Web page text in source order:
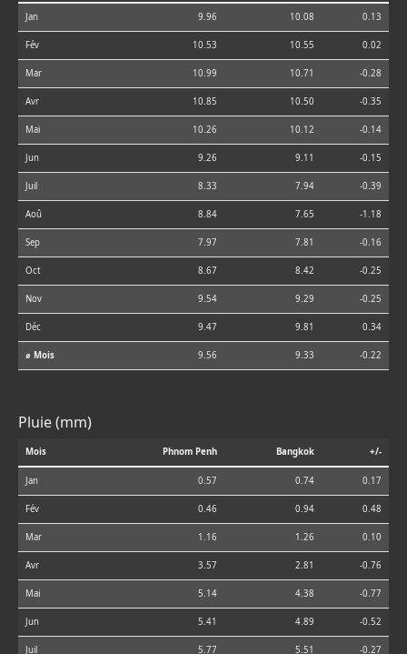
Jan 9.96 10.08 0.13
Fév 10.53 10.55 0.02
Mar 10.99 10.71 -0.28
Avr 10.85 10.50 -0.35
Mai 10.26 10.12 -0.14
Jun 9.26 9.11 -0.15
Juil 8.33 7.94 -0.39
Aoû 8.84 7.65 -1.18
Sep 7.97 7.81 -0.16
Oct 8.67 8.42 -0.25
Nov 9.54 9.29 -0.25
Déc 9.47 9.81 0.34
⌀ Mois 9.56 9.33 -0.22
Pluie (mm)
Mois Phnom Penh Bangkok +/-
Jan 0.57 0.74 0.17
Fév 0.46 0.94 0.48
Mar 1.16 1.26 0.10
Avr 3.57 2.81 -0.76
Mai 5.14 4.38 -0.77
Jun 5.41 4.89 -0.52
Juil 5.77 5.51 -0.27